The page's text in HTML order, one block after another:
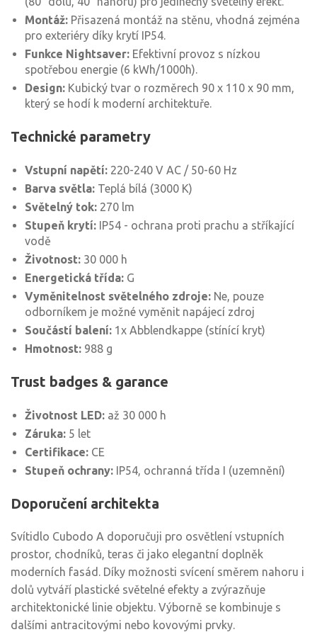
Montáž: Přisazená montáž na stěnu, vhodná zejména
pro exteriéry díky krytí IP54.
Funkce Nightsaver: Efektivní provoz s nízkou
spotřebou energie (6 kWh/1000h).
Design: Kubický tvar o rozměrech 90 x 110 x 90 mm,
který se hodí k moderní architektuře.
Technické parametry
Vstupní napětí: 220-240 V AC / 50-60 Hz
Barva světla: Teplá bílá (3000 K)
Světelný tok: 270 lm
Stupeň krytí: IP54 - ochrana proti prachu a stříkající
vodě
Životnost: 30 000 h
Energetická třída: G
Vyměnitelnost světelného zdroje: Ne, pouze
odborníkem je možné vyměnit napájecí zdroj
Součástí balení: 1x Abblendkappe (stínící kryt)
Hmotnost: 988 g
Trust badges & garance
Životnost LED: až 30 000 h
Záruka: 5 let
Certifikace: CE
Stupeň ochrany: IP54, ochranná třída I (uzemnění)
Doporučení architekta
Svítidlo Cubodo A doporučuji pro osvětlení vstupních
prostor, chodníků, teras či jako elegantní doplněk
moderních fasád. Díky možnosti svícení směrem nahoru i
dolů vytváří plastické světelné efekty a zvýrazňuje
architektonické linie objektu. Výborně se kombinuje s
dalšími antracitovými nebo kovovými prvky.